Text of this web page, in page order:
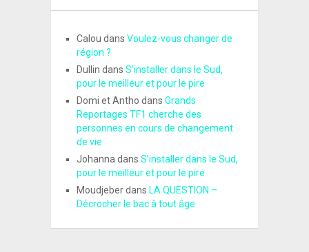
Calou dans Voulez-vous changer de
région ?
Dullin dans S’installer dans le Sud,
pour le meilleur et pour le pire
Domi et Antho dans Grands
Reportages TF1 cherche des
personnes en cours de changement
de vie
Johanna dans S’installer dans le Sud,
pour le meilleur et pour le pire
Moudjeberdans LA QUESTION –
Décrocher le bac à tout âge